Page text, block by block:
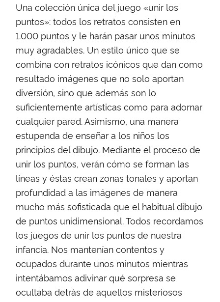
Una colección única del juego «unir los
puntos»: todos los retratos consisten en
1.000 puntos y le harán pasar unos minutos
muy agradables. Un estilo único que se
combina con retratos icónicos que dan como
resultado imágenes que no solo aportan
diversión, sino que además son lo
suficientemente artísticas como para adornar
cualquier pared. Asimismo, una manera
estupenda de enseñar a los niños los
principios del dibujo. Mediante el proceso de
unir los puntos, verán cómo se forman las
líneas y éstas crean zonas tonales y aportan
profundidad a las imágenes de manera
mucho más sofisticada que el habitual dibujo
de puntos unidimensional. Todos recordamos
los juegos de unir los puntos de nuestra
infancia. Nos mantenían contentos y
ocupados durante unos minutos mientras
intentábamos adivinar qué sorpresa se
ocultaba detrás de aquellos misteriosos